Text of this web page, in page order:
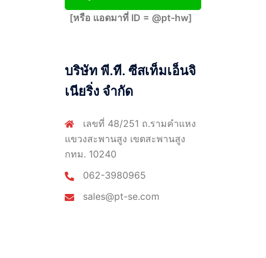
[หรือ แอดมาที่ ID = @pt-hw]
บริษัท พี.ที. ซีสเท็มเอ็นจิ
เนียริ่ง จำกัด
เลขที่ 48/251 ถ.รามคำแหง
แขวงสะพานสูง เขตสะพานสูง
กทม. 10240
062-3980965
sales@pt-se.com